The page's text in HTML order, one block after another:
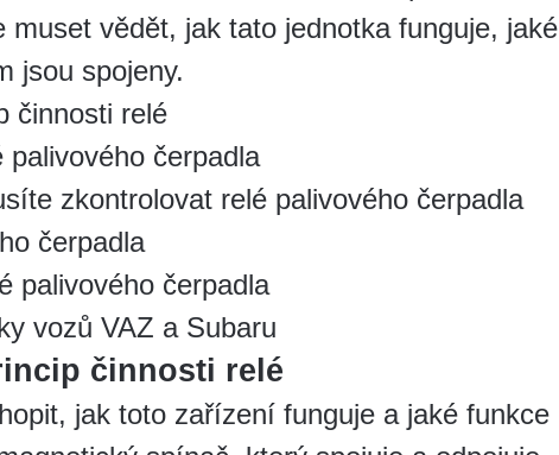
muset vědět, jak tato jednotka funguje, jaké
jsou spojeny.
činnosti relé
čerpadla
zkontrolovat relé palivového čerpadla
čerpadla
palivového čerpadla
vozů VAZ a Subaru
činnosti relé
jak toto zařízení funguje a jaké funkce